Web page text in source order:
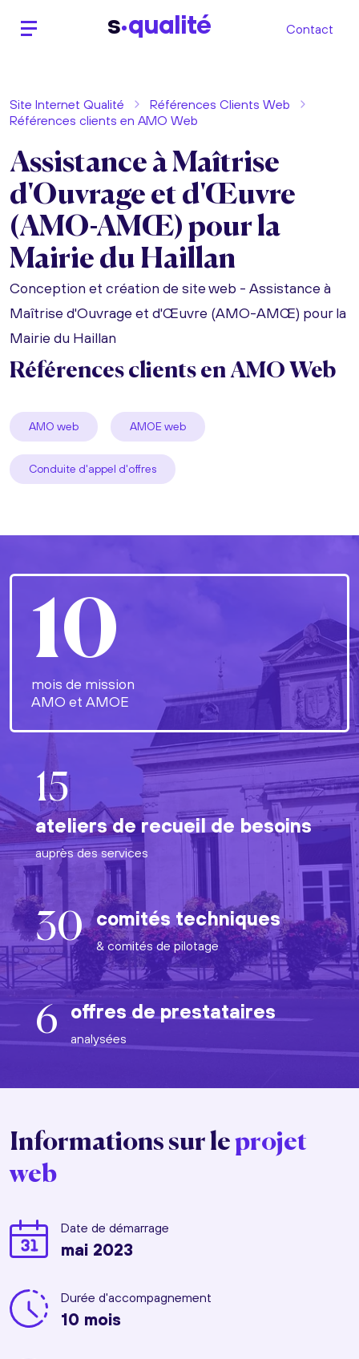
s qualité Contact
Site Internet Qualité
Références Clients Web
Références clients en AMO Web
Assistance à Maîtrise
d'Ouvrage et d'Œuvre
(AMO-AMŒ) pour la
Mairie du Haillan
Conception et création de site web - Assistance à
Maîtrise d'Ouvrage et d'Œuvre (AMO-AMŒ) pour la
Mairie du Haillan
Références clients en AMO Web
AMO web AMOE web
Conduite d'appel d'offres
10
mois de mission
AMO et AMOE
15
ateliers de recueil de besoins
auprès des services
30 comités techniques
& comités de pilotage
6 offres de prestataires
analysées
Informations sur leprojet
web
Date de démarrage
mai 2023
Durée d'accompagnement
10 mois